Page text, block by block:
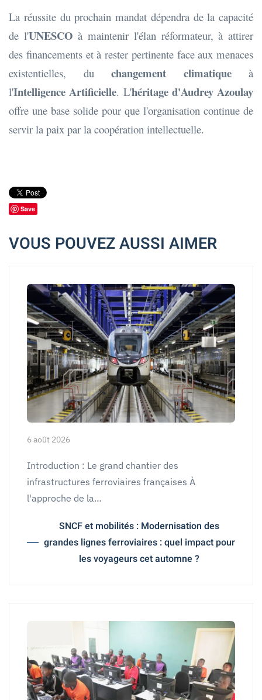
La réussite du prochain mandat dépendra de la capacité
de l'UNESCO à maintenir l'élan réformateur, à attirer
des financements et à rester pertinente face aux menaces
existentielles, du changement climatiqueà
l'Intelligence Artificielle. L'héritage d'Audrey Azoulay
offre une base solide pour que l'organisation continue de
servir la paix par la coopération intellectuelle.
Save
VOUS POUVEZ AUSSI AIMER
6 août 2026
Introduction : Le grand chantier des
infrastructures ferroviaires françaises À
l'approche de la…
SNCF et mobilités : Modernisation des
grandes lignes ferroviaires : quel impact pour
les voyageurs cet automne ?